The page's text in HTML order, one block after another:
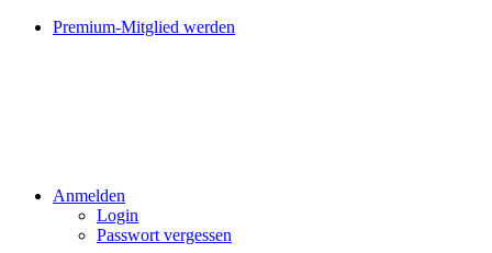
Premium-Mitglied werden
Anmelden
Login
Passwort vergessen